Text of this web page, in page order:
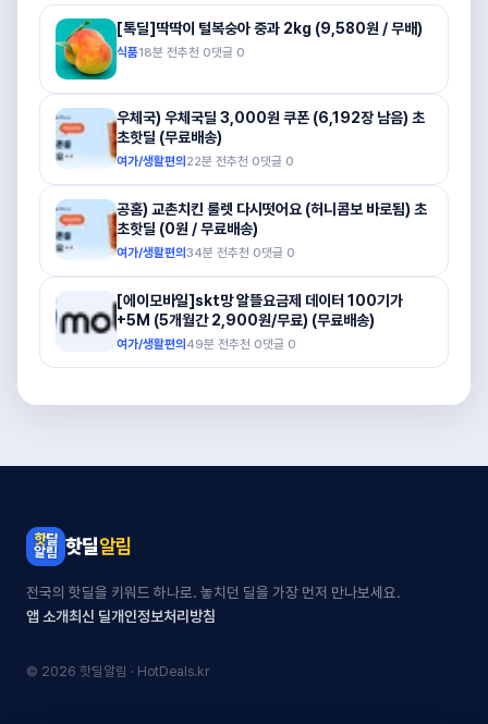
[톡딜]딱딱이 털복숭아 중과 2kg (9,580원 / 무배)
식품18분 전추천 0댓글 0
우체국) 우체국딜 3,000원 쿠폰 (6,192장 남음) 초
초핫딜 (무료배송)
여가/생활편의 22분 전추천 0댓글 0
공홈) 교촌치킨 룰렛 다시떳어요 (허니콤보 바로됨) 초
초핫딜 (0원 / 무료배송)
여가/생활편의 34분 전추천 0댓글 0
[에이모바일]skt망 알뜰요금제 데이터 100기가
+5M (5개월간 2,900원/무료) (무료배송)
여가/생활편의 49분 전추천 0댓글 0
핫딜알림
전국의 핫딜을 키워드 하나로. 놓치던 딜을 가장 먼저 만나보세요.
앱 소개최신 딜개인정보처리방침
© 2026 핫딜알림 · HotDeals.kr